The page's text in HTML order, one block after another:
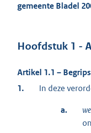
gemeente Bladel
Hoofdstuk 1 -
Artikel 1.1 –
1.
In deze
a.